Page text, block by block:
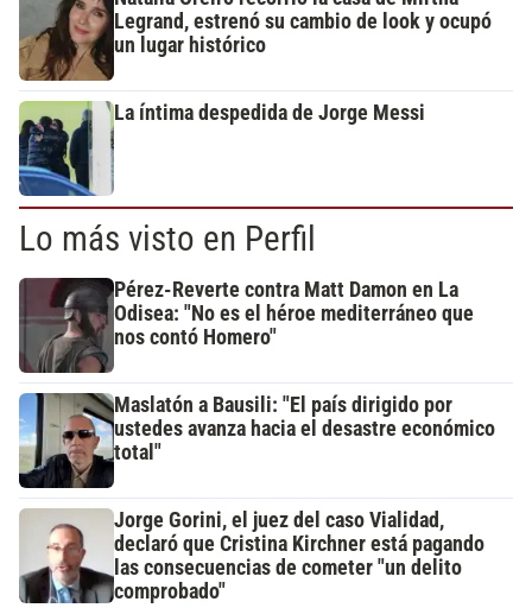
Legrand, estrenó su cambio de look y ocupó
un lugar histórico
La íntima despedida de Jorge Messi
Lo más visto en Perfil
Pérez-Reverte contra Matt Damon en La
Odisea: "No es el héroe mediterráneo que
nos contó Homero"
Maslatón a Bausili: "El país dirigido por
ustedes avanza hacia el desastre económico
total"
Jorge Gorini, el juez del caso Vialidad,
declaró que Cristina Kirchner está pagando
las consecuencias de cometer "un delito
comprobado"